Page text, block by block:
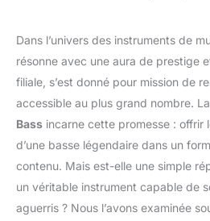
Dans l’univers des instruments de
résonne avec une aura de prestige
filiale, s’est donné pour mission de
accessible au plus grand nombre. La
Bass incarne cette promesse : offrir
d’une basse légendaire dans un
contenu. Mais est-elle une simple
un véritable instrument capable de
aguerris ? Nous l’avons examinée